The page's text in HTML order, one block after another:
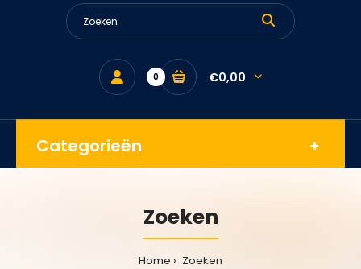
0 €0,00
Categorieën
Zoeken
Home
Zoeken